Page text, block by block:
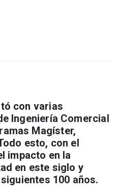
con varias
Ingeniería Comercial
Magíster,
esto, con el
impacto en la
en este siglo y
100 años.